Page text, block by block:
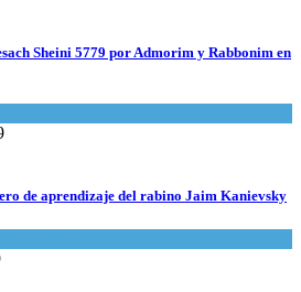
Sheini 5779 por Admorim y Rabbonim en
de aprendizaje del rabino Jaim Kanievsky